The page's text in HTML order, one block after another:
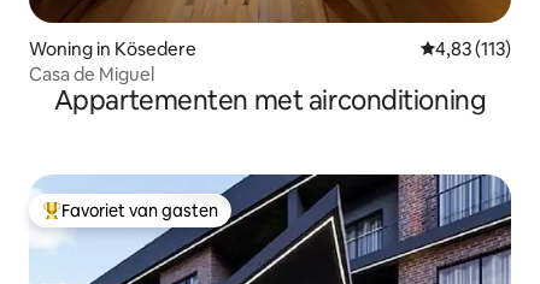
Woning in Kösedere Gemiddelde
4,83 (113)
Casa de Miguel
Appartementen met airconditioning
Topfavoriet van gasten
Favoriet van gasten